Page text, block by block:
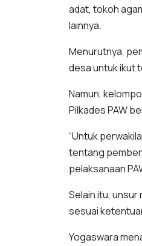
adat, tokoh
lainnya.
Menurutnya,
desa untuk ikut
Namun,
Pilkades PAW
“Untuk
tentang
pelaksanaan
Selain itu,
sesuai
Yogaswara